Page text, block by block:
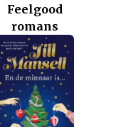
Feelgood
romans